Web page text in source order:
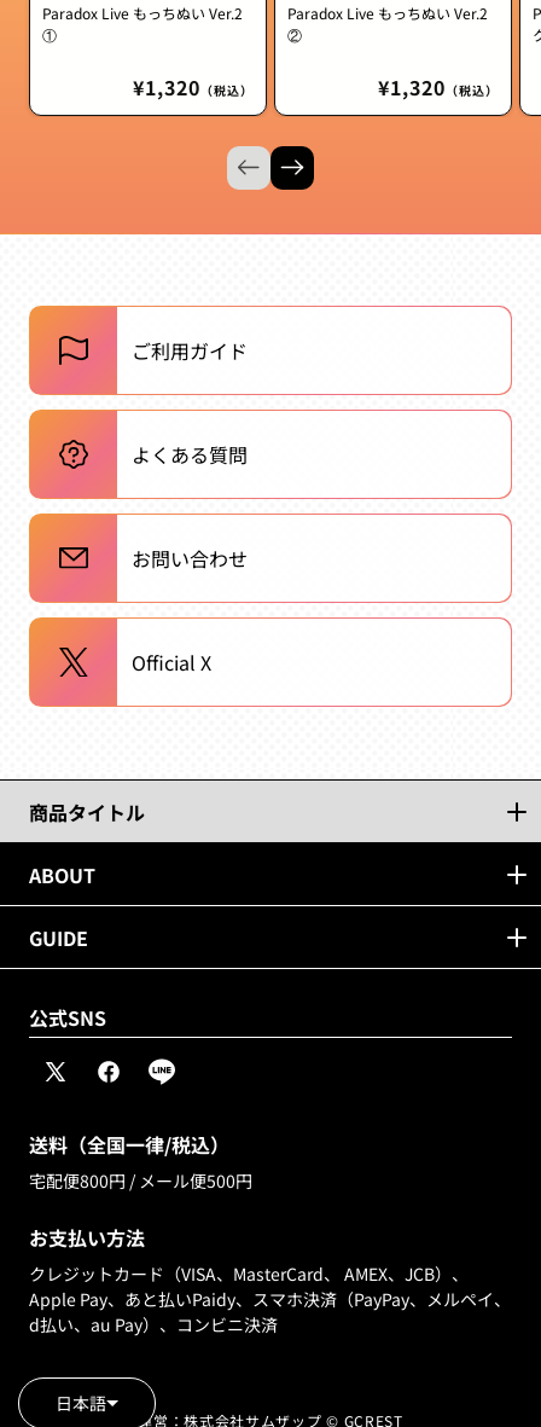
Paradox Live もっちぬい Ver.2
①
通
常
¥1,320 （税込）
Paradox Live もっちぬい Ver.2
②
通
常
¥1,320 （税込）
ご利用ガイド
よくある質問
お問い合わせ
Official X
商品タイトル
ABOUT
GUIDE
公式SNS
X
Facebook
Line
送料（全国一律/税込）
宅配便800円 / メール便500円
お支払い方法
クレジットカード（VISA、MasterCard、 AMEX、JCB）、
Apple Pay、あと払いPaidy、スマホ決済（PayPay、メルペイ、
d払い、au Pay）、コンビニ決済
運営：株式会社サムザップ © GCREST
日本語